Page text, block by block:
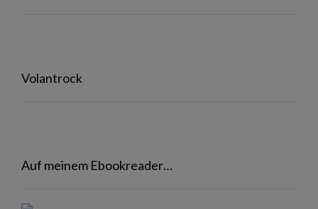
Volantrock
Auf meinem Ebookreader…